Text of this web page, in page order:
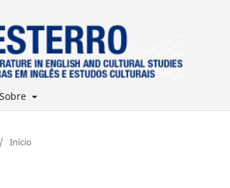
Sobre
/ Início